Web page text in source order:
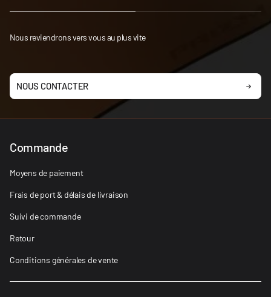
Nous reviendrons vers vous au plus vite
NOUS CONTACTER
Commande
Moyens de paiement
Frais de port & délais de livraison
Suivi de commande
Retour
Conditions générales de vente